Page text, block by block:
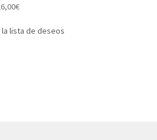
€
la lista de deseos